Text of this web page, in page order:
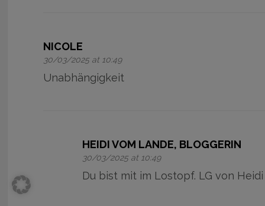
NICOLE
30/03/2025 at 10:49
Unabhängigkeit
HEIDI VOM LANDE, BLOGGERIN
30/03/2025 at 10:49
Du bist mit im Lostopf. LG von Heidi